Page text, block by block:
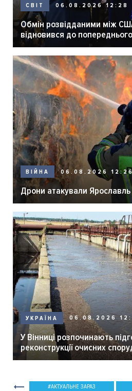
СВІТ 06.08.2026 12:28
Обмін розвідданими між
відновився до
ВІЙНА 06.08.2026
Дрони атакували
УКРАЇНА 06.08.2026
У Вінниці розпочинають
реконструкції очисних
мер Вінниці.
АКТУАЛЬНЕ ЗАРАЗ